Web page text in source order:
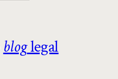
bloglegal